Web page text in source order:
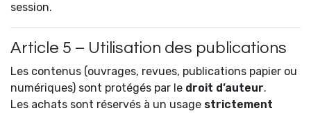
session.
Article 5 – Utilisation des publications
Les contenus (ouvrages, revues, publications papier ou
numériques) sont protégés par le droit d’auteur.
Les achats sont réservés à un usage strictement